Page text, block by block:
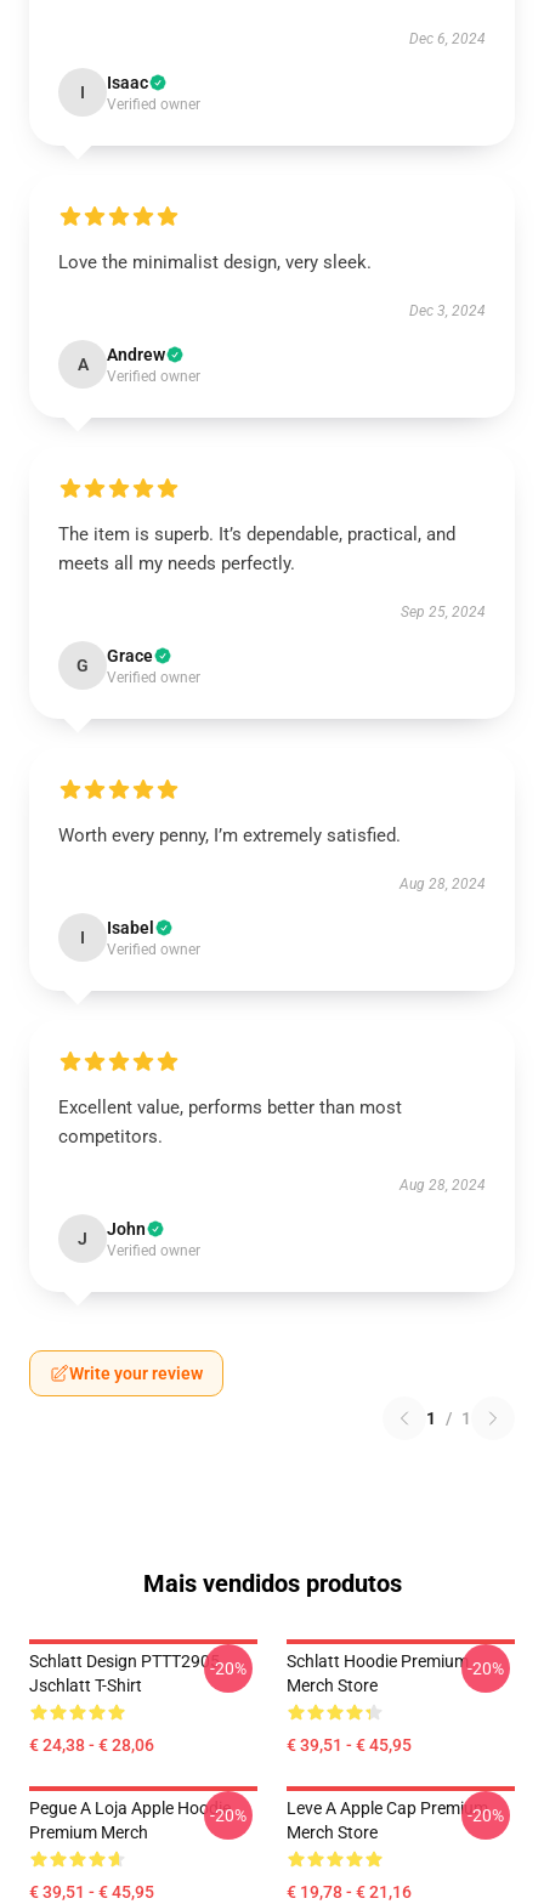
Dec 6, 2024
I Isaac
Verified owner
Love the minimalist design, very sleek.
Dec 3, 2024
A Andrew
Verified owner
The item is superb. It’s dependable, practical, and
meets all my needs perfectly.
Sep 25, 2024
G Grace
Verified owner
Worth every penny, I’m extremely satisfied.
Aug 28, 2024
I Isabel
Verified owner
Excellent value, performs better than most
competitors.
Aug 28, 2024
J John
Verified owner
Write your review
1 / 1
Mais vendidos produtos
Schlatt Design PTTT2905
Jschlatt T-Shirt
€ 24,38 - € 28,06
-20%
Schlatt Hoodie Premium
Merch Store
€ 39,51 - € 45,95
-20%
Pegue A Loja Apple Hoodie
Premium Merch
€ 39,51 - € 45,95
-20%
Leve A Apple Cap Premium
Merch Store
€ 19,78 - € 21,16
-20%